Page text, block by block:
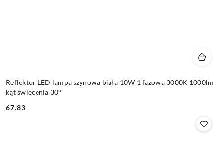
Reflektor LED lampa szynowa biała 10W 1 fazowa 3000K 1000lm
kąt świecenia 30°
Cena:
67.83